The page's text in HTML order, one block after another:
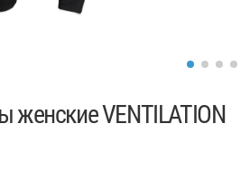
женские VENTILATION